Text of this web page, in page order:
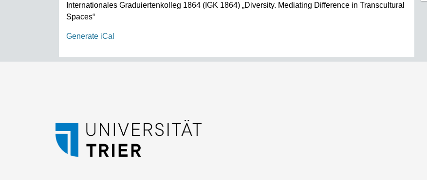
Internationales Graduiertenkolleg 1864 (IGK 1864) „Diversity. Mediating Difference in Transcultural
Spaces“
Generate iCal